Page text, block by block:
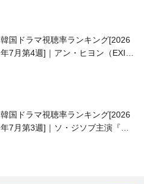
韓国ドラマ視聴率ランキング[2026
年7月第4週]｜アン・ヒヨン（EXID
韓国ドラマ視聴率ランキング[2026
年7月第3週]｜ソ・ジソブ主演『エ